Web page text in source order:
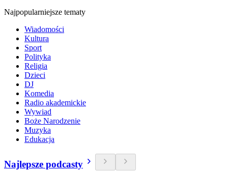
Najpopularniejsze tematy
Wiadomości
Kultura
Sport
Polityka
Religia
Dzieci
DJ
Komedia
Radio akademickie
Wywiad
Boże Narodzenie
Muzyka
Edukacja
Najlepsze podcasty